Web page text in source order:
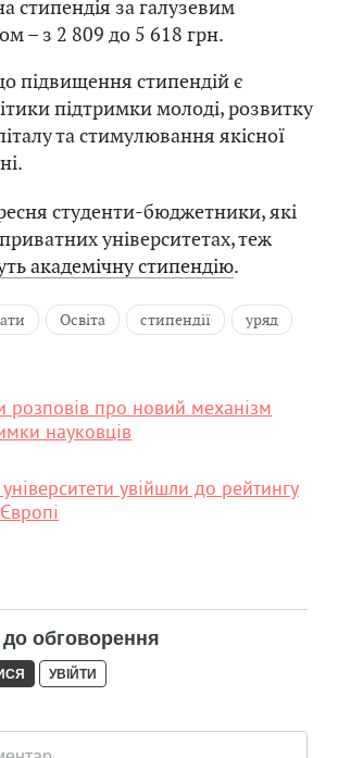
стипендія за галузевим
– з 2 809 до 5 618 грн.
підвищення стипендій є
підтримки молоді, розвитку
та стимулювання якісної
студенти-бюджетники, які
університетах, теж
академічну стипендію.
Освіта стипендії уряд
розповів про новий механізм
науковців
університети увійшли до рейтингу